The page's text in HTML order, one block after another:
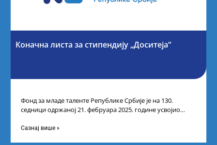
Коначна листа за стипендију „Доситеја“
Фонд за младе таленте Републике Србије је на 130.
седници одржаној 21. фебруара 2025. године усвојио
Сазнај више »